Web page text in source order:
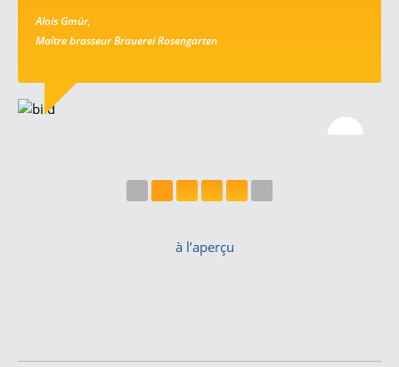
Alois Gmür,
Maître brasseur Brauerei Rosengarten
à l’aperçu